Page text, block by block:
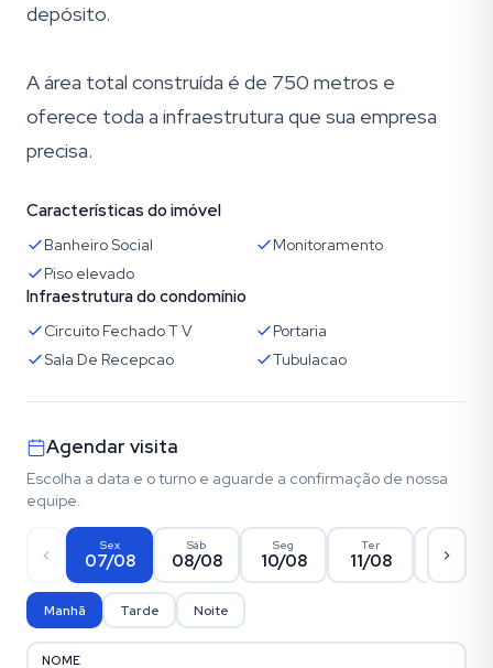
depósito.
A área total construída é de 750 metros e
oferece toda a infraestrutura que sua empresa
precisa.
Características do imóvel
Banheiro Social
Monitoramento
Piso elevado
Infraestrutura do condomínio
Circuito Fechado T V
Portaria
Sala De Recepcao
Tubulacao
Agendar visita
Escolha a data e o turno e aguarde a confirmação de nossa
equipe.
Sex
07/08
Sáb
08/08
Seg
10/08
Ter
11/08 12/08
Manhã Tarde Noite
NOME